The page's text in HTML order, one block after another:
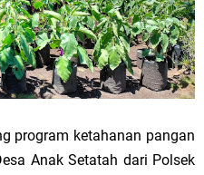
program ketahanan pangan
Anak Setatah dari Polsek